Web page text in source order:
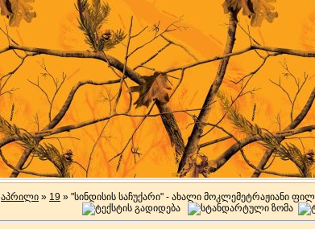
აპრილი » 19 » "სინდისის საჩუქარი" - ახალი მოკლემეტრაჟიანი